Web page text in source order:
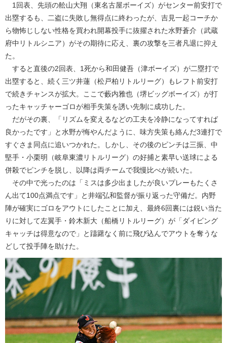
1回表、先頭の舩山大翔（東名古屋ボーイズ）がセンター前安打で
出塁するも、二盗に失敗し無得点に終わったが、吉見一起コーチか
ら物怖じしない性格を買われ開幕投手に抜擢された水野蒼介（武蔵
府中リトルシニア）がその期待に応え、裏の攻撃を三者凡退に抑え
た。
すると直後の2回表、1死から和田健吾（津ボーイズ）が二塁打で
出塁すると、続く三ツ井蓮（松戸柏リトルリーグ）もレフト前安打
で続きチャンスが拡大。ここで藪内雅也（堺ビッグボーイズ）が打
ったキャッチャーゴロが相手失策を誘い先制に成功した。
だがその裏、「リズムを変えるなどの工夫を冷静になってすれば
良かったです」と水野が悔やんだように、味方失策も絡んだ3連打で
すぐさま同点に追いつかれた。しかし、その後のピンチは三振、中
堅手・小栗明（岐阜東濃リトルリーグ）の好捕と素早い送球による
併殺でピンチを脱し、以降は両チームで我慢比べが続いた。
その中で光ったのは「ミスは多少出ましたが良いプレーもたくさ
ん出て100点満点です」と井端弘和監督が振り返った守備だ。内野
陣が確実にゴロをアウトにしたことに加え、最終6回裏には鋭い当た
りに対して左翼手・鈴木新大（船橋リトルリーグ）が「ダイビング
キャッチは得意なので」と躊躇なく前に飛び込んでアウトを奪うな
どして投手陣を助けた。